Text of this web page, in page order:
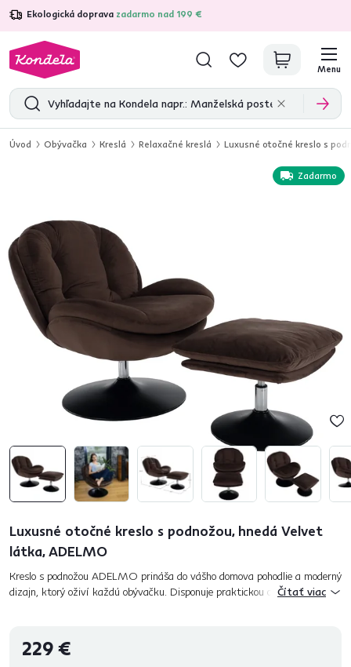
Ekologická doprava zadarmo nad 199 €
4,7 31 375overených produktových recenzií
Menu
Úvod Obývačka Kreslá Relaxačné kreslá Luxusné otočné kreslo s
Zadarmo
Luxusné otočné kreslo s podnožou, hnedá Velvet
látka, ADELMO
Kreslo s podnožou ADELMO prináša do vášho domova pohodlie a moderný
dizajn, ktorý oživí každú obývačku. Disponuje praktickou otočnouČítať viac
229 €